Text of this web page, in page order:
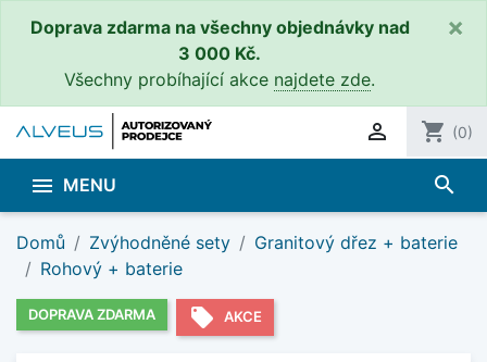
Doprava zdarma na všechny objednávky nad
3 000 Kč.
Všechny probíhající akce najdete zde.
×
 shopping_cart (0)
 MENU search
Domů Zvýhodněné sety
Granitový dřez + baterie
Rohový + baterie
DOPRAVA ZDARMA local_offer AKCE